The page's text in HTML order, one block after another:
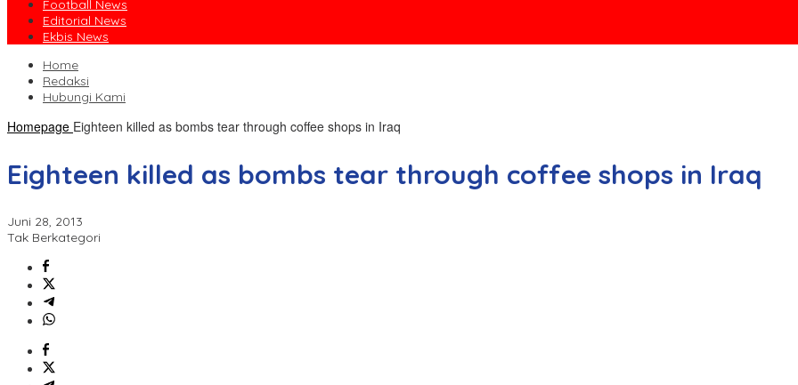
Football News
Editorial News
Ekbis News
Home
Redaksi
Hubungi Kami
Homepage Eighteen killed as bombs tear through coffee shops in Iraq
Eighteen killed as bombs tear through coffee shops in Iraq
Juni 28, 2013
Tak Berkategori